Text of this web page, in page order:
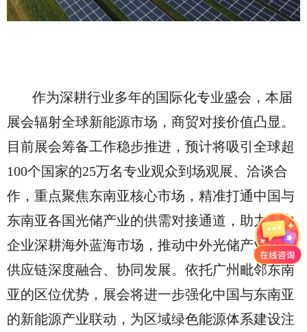
作为深耕行业多年的国际化专业盛会，本届
展会辐射全球新能源市场，商贸对接价值凸显。
目前展会筹备工作稳步推进，预计将吸引全球超
100个国家的25万名专业观众到场观展、洽谈合
作，重点聚焦东南亚核心市场，精准打通中国与
东南亚各国光储产业的供需对接通道，助力国内
企业深耕海外蓝海市场，推动中外光储产业链、
供应链深度融合、协同发展。依托广州毗邻东南
亚的区位优势，展会将进一步强化中国与东南亚
的新能源产业联动，为区域绿色能源体系建设注